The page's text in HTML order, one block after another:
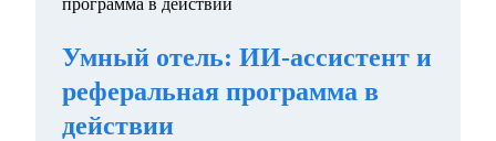
Умный отель: ИИ-ассистент и
реферальная программа в
действии